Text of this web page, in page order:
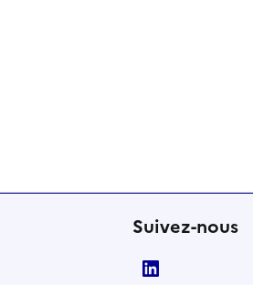
Suivez-nous